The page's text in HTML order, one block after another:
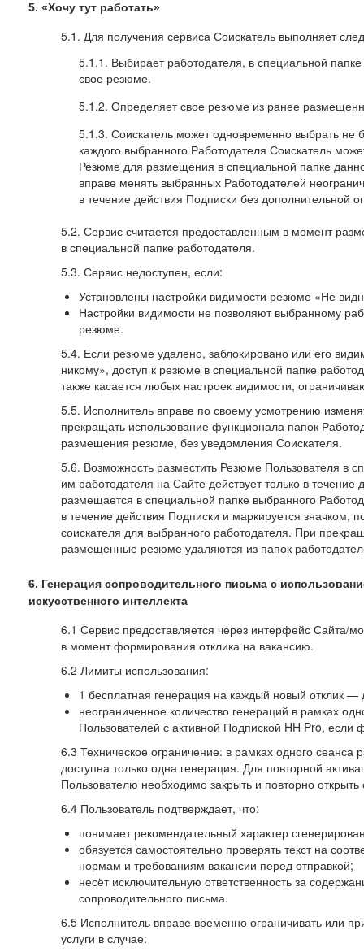
5. «Хочу тут работать»
5.1. Для получения сервиса Соискатель выполняет
5.1.1. Выбирает работодателя, в специальной папке
свое резюме.
5.1.2. Определяет свое резюме из ранее
5.1.3. Соискатель может одновременно выбрать не
каждого выбранного Работодателя Соискатель
Резюме для размещения в специальной папке
вправе менять выбранных Работодателей
в течение действия Подписки без дополнительной
5.2. Сервис считается предоставленным в момент
в специальной папке работодателя.
5.3. Сервис недоступен, если:
Установлены настройки видимости резюме «Не
Настройки видимости не позволяют выбранному
резюме.
5.4. Если резюме удалено, заблокировано или его
никому», доступ к резюме в специальной папке
также касается любых настроек видимости,
5.5. Исполнитель вправе по своему усмотрению
прекращать использование функционала папок
размещения резюме, без уведомления Соискателя.
5.6. Возможность разместить Резюме Пользователя в
им работодателя на Сайте действует только в
размещается в специальной папке выбранного
в течение действия Подписки и маркируется
соискателя для выбранного работодателя. При
размещенные резюме удаляются из папок
6. Генерация сопроводительного письма с
искусственного интеллекта
6.1 Сервис предоставляется через интерфейс Сайта/
в момент формирования отклика на вакансию.
6.2 Лимиты использования:
1 бесплатная генерация на каждый новый отклик —
неограниченное количество генераций в рамках
Пользователей с активной Подпиской HH Pro,
6.3 Техническое ограничение: в рамках одного сеанса
доступна только одна генерация. Для повторной
Пользователю необходимо закрыть и повторно открыть
6.4 Пользователь подтверждает, что:
понимает рекомендательный характер
обязуется самостоятельно проверять текст на
нормам и требованиям вакансии перед отправкой;
несёт исключительную ответственность за
сопроводительного письма.
6.5 Исполнитель вправе временно ограничивать или
услуги в случае: